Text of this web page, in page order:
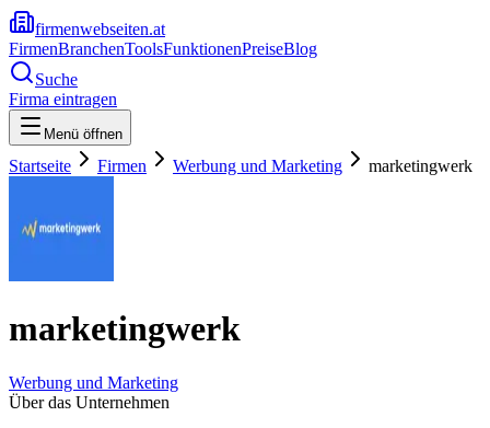
firmenwebseiten.at
FirmenBranchenToolsFunktionenPreiseBlog
Suche
Firma eintragen
Menü öffnen
Startseite Firmen Werbung und Marketing marketingwerk
marketingwerk
Werbung und Marketing
Über das Unternehmen